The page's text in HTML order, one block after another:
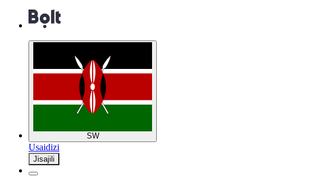
SW
Usaidizi
Jisajili